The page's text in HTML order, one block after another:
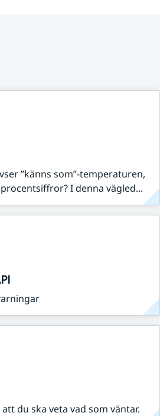
”känns som”-temperaturen,
I denna vägled...
du ska veta vad som väntar.